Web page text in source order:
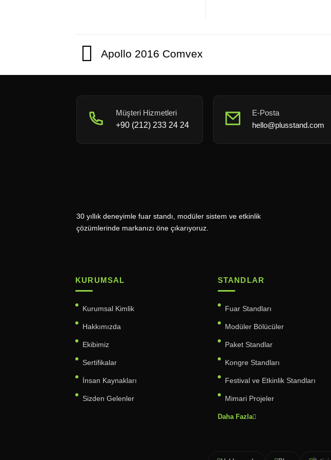
Apollo 2016 Comvex
Müşteri Hizmetleri
+90 (212) 233 24 24
E-Posta
hello@plusstand.com
30 yıllık deneyimle fuar standı, modüler sistem ve etkinlik
çözümlerinde markanızı öne çıkarıyoruz.
KURUMSAL
Kurumsal Kimlik
Hakkımızda
Ekibimiz
Sertifikalar
İnsan Kaynakları
Sizden Gelenler
STANDLAR
Fuar Standları
Modüler Bölücüler
Paket Standlar
Kongre Standları
Festival ve Etkinlik Standları
Mimari Projeler
Daha Fazla